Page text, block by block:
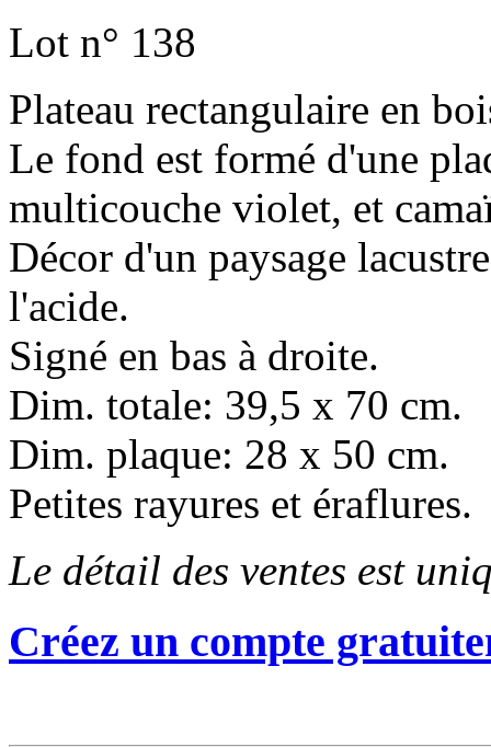
Lot n° 138
Plateau rectangulaire en
Le fond est formé d'une
multicouche violet, et
Décor d'un paysage
l'acide.
Signé en bas à droite.
Dim. totale: 39,5 x 70 cm.
Dim. plaque: 28 x 50 cm.
Petites rayures et éraflures.
Le détail des ventes est
Créez un compte